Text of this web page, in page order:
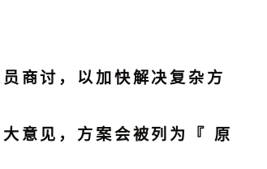
商讨，以加快解决复杂方
意见，方案会被列为『 原